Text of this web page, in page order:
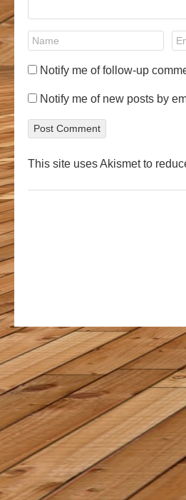
Notify me of follow-up
Notify me of new posts by
This site uses Akismet to